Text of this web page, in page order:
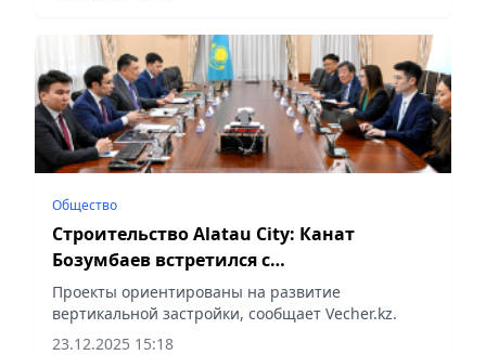
Общество
Строительство Alatau City: Канат
Бозумбаев встретился с
представителями ведущих мировых
архитектурных бюро
Проекты ориентированы на развитие
вертикальной застройки, сообщает Vecher.kz.
23.12.2025 15:18